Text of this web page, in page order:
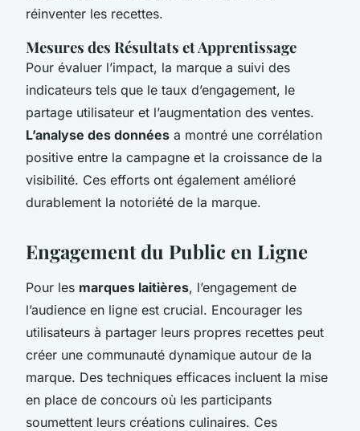
réinventer les recettes.
Mesures des Résultats et Apprentissage
Pour évaluer l’impact, la marque a suivi des
indicateurs tels que le taux d’engagement, le
partage utilisateur et l’augmentation des ventes.
L’analyse des données a montré une corrélation
positive entre la campagne et la croissance de la
visibilité. Ces efforts ont également amélioré
durablement la notoriété de la marque.
Engagement du Public en Ligne
Pour les marques laitières, l’engagement de
l’audience en ligne est crucial. Encourager les
utilisateurs à partager leurs propres recettes peut
créer une communauté dynamique autour de la
marque. Des techniques efficaces incluent la mise
en place de concours où les participants
soumettent leurs créations culinaires. Ces